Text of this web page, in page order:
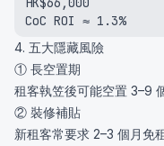
CoC ROI ≈ 1.3%
4. 五大隱藏風險
① 長空置期
租客執笠後可能空置 3–9
② 裝修補貼
新租客常要求 2–3 個月免